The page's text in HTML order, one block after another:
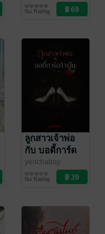
นิยายรักวัยรุ่น
No Rating
ลูกสาวเจ้าพ่อ
กับ บอดี้การ์ด
จำเป็น
yenchaboy
นิยายรักวัยรุ่น
No Rating